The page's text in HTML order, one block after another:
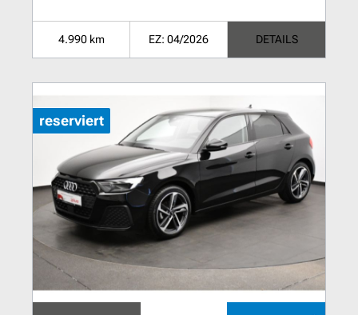
4.990 km EZ: 04/2026 DETAILS
reserviert